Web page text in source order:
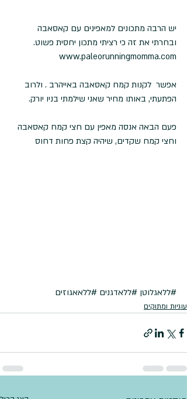
יש הרבה מתכונים למאפינים עם קאסאבה
ובחרתי את זה כי רציתי מתכון יחסית פשוט.
www.paleorunningmomma.com
אפשר  לקנות קמח קאסאבה באייהרב . ולרוב
הפתעתי, באותו מחיר שאני שילמתי בניו יורק.
פעם הבאה אנסה מאפין עם חצי קמח קאסאבה
וחצי קמח שקדים, שיהיה קצת פחות דחוס
#ללאגלוטן #ללאדגנים #ללאאגוזים
עוגיות ומתוקים